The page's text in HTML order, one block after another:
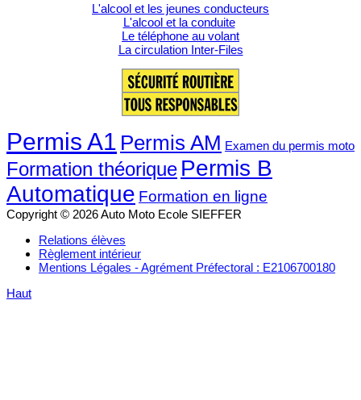
L'alcool et les jeunes conducteurs
L'alcool et la conduite
Le téléphone au volant
La circulation Inter-Files
Permis A1 Permis AM Examen du permis moto
Formation théorique Permis B
Automatique Formation en ligne
Copyright © 2026 Auto Moto Ecole SIEFFER
Relations élèves
Règlement intérieur
Mentions Légales - Agrément Préfectoral : E2106700180
Haut